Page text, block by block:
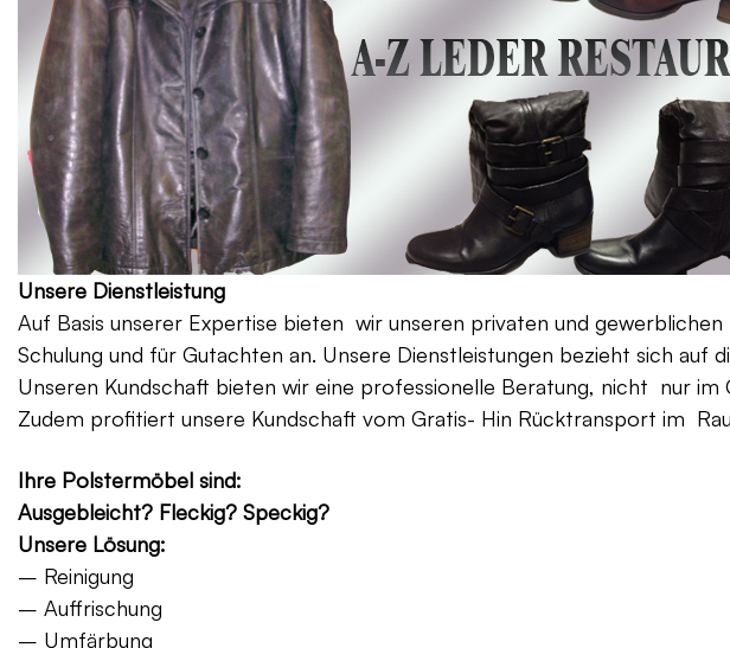
Unsere Dienstleistung
Auf Basis unserer Expertise bieten wir unseren privaten und
Schulung und für Gutachten an. Unsere Dienstleistungen bezieht sich
Unseren Kundschaft bieten wir eine professionelle Beratung, nicht nur
Zudem profitiert unsere Kundschaft vom Gratis- Hin Rücktransport im
Ihre Polstermöbel sind:
Ausgebleicht? Fleckig? Speckig?
Unsere Lösung:
– Reinigung
– Auffrischung
– Umfärbung